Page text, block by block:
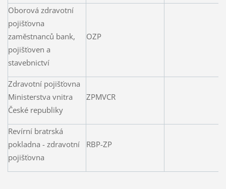
Oborová zdravotní
pojišťovna
zaměstnanců bank,
pojišťoven a
stavebnictví
OZP
Zdravotní pojišťovna
Ministerstva vnitra
České republiky
ZPMVCR
Revírní bratrská
pokladna - zdravotní
pojišťovna
RBP-ZP